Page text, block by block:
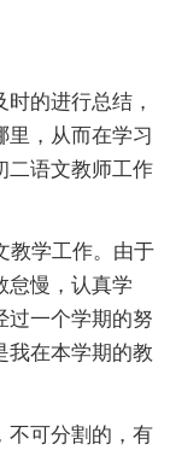
的进行总结，
，从而在学习
二语文教师工作
教学工作。由于
怠慢，认真学
过一个学期的努
我在本学期的教
不可分割的，有